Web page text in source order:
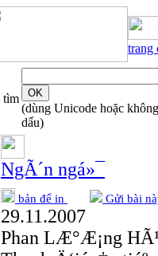
trang
tìm
(dùng Unicode hoặc không
dấu)
NgÃ´n ngá»¯
bản để in Gửi bài
29.11.2007
Phan LÆ°Æ¡ng